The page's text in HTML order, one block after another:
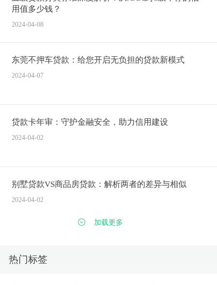
用值多少钱？
2024-04-08
东莞不押车贷款：给您开启无负担的贷款新模式
2024-04-07
贷款卡年审：守护金融安全，助力信用建设
2024-04-02
别墅贷款VS商品房贷款：解析两者的差异与相似
2024-04-02
2024-04-02
加载更多
热门标签